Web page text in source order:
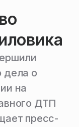
дела о
на
ДТП
пресс-